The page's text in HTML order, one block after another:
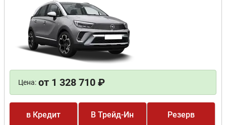
Цена: от 1 328 710 ₽
в Кредит В Трейд-Ин Резерв